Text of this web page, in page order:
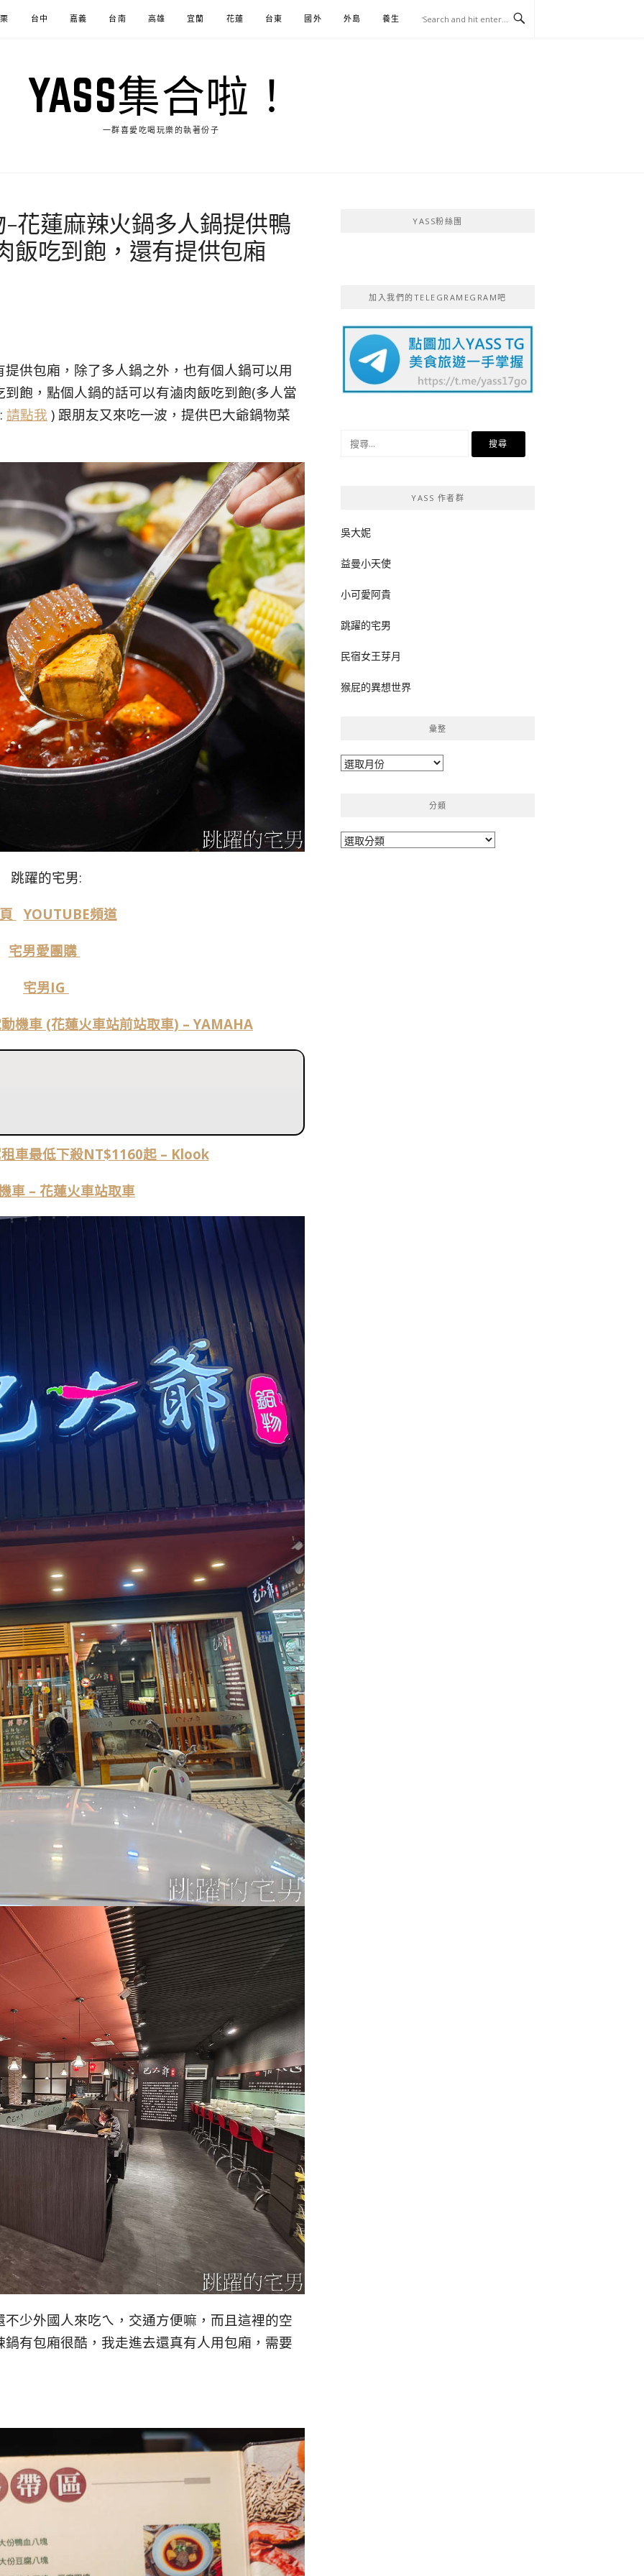
台中 嘉義 台南 高雄 宜蘭 花蓮 台東 國外 外島 養生 伴手禮
YASS集合啦！
一群喜愛吃喝玩樂的執著份子
花蓮麻辣火鍋多人鍋提供鴨
飯吃到飽，還有提供包廂
供包廂，除了多人鍋之外，也有個人鍋可以用
飽，點個人鍋的話可以有滷肉飯吃到飽(多人當
請點我 ) 跟朋友又來吃一波，提供巴大爺鍋物菜
跳躍的宅男:
YOUTUBE頻道
宅男愛團購
宅男IG
機車 (花蓮火車站前站取車) – YAMAHA
車最低下殺NT$1160起 – Klook
車 – 花蓮火車站取車
少外國人來吃ㄟ，交通方便嘛，而且這裡的空
有包廂很酷，我走進去還真有人用包廂，需要
YASS粉絲團
加入我們的TELEGRAMEGRAM吧
YASS 作者群
吳大妮
益曼小天使
小可愛阿貴
跳躍的宅男
民宿女王芽月
猴屁的異想世界
彙整
彙
分類
分